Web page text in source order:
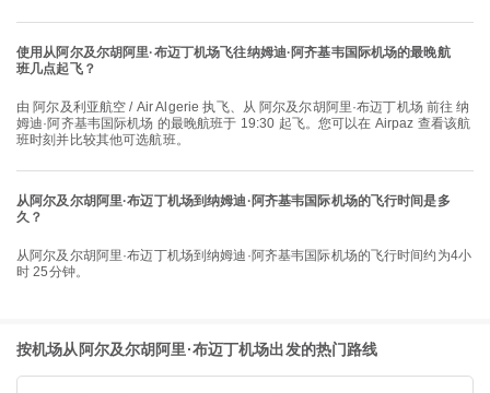
使用从阿尔及尔胡阿里·布迈丁机场飞往纳姆迪·阿齐基韦国际机场的最晚航
班几点起飞？
由 阿尔及利亚航空 / Air Algerie 执飞、从 阿尔及尔胡阿里·布迈丁机场 前往 纳
姆迪·阿齐基韦国际机场 的最晚航班于 19:30 起飞。您可以在 Airpaz 查看该航
班时刻并比较其他可选航班。
从阿尔及尔胡阿里·布迈丁机场到纳姆迪·阿齐基韦国际机场的飞行时间是多
久？
从阿尔及尔胡阿里·布迈丁机场到纳姆迪·阿齐基韦国际机场的飞行时间约为4小
时 25分钟。
按机场从阿尔及尔胡阿里·布迈丁机场出发的热门路线